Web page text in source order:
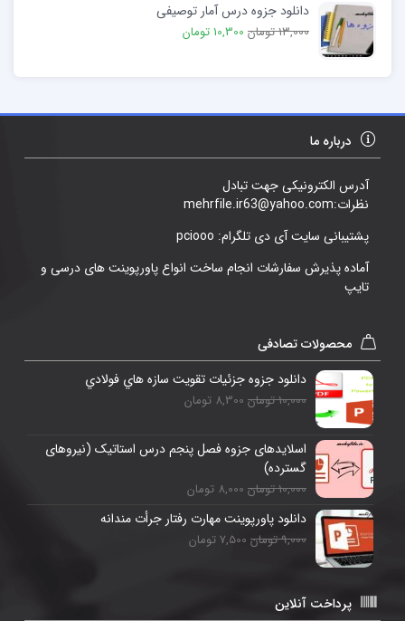
دانلود جزوه درس آمار توصیفی
13,000 تومان 10,300 تومان
درباره ما
آدرس الکترونیکی جهت تبادل
نظرات:mehrfile.ir63@yahoo.com
پشتیبانی سایت آی دی تلگرام: pciooo
آماده پذیرش سفارشات انجام ساخت انواع پاورپوینت های درسی و
تایپ
محصولات تصادفی
دانلود جزوه جزئيات تقويت سازه هاي فولادي
10,000 تومان 8,300 تومان
اسلایدهای جزوه فصل پنجم درس استاتیک (نیروهای
گسترده)
10,000 تومان 8,000 تومان
دانلود پاورپوینت مهارت رفتار جرأت ‌مندانه
9,000 تومان 7,500 تومان
پرداخت آنلاین